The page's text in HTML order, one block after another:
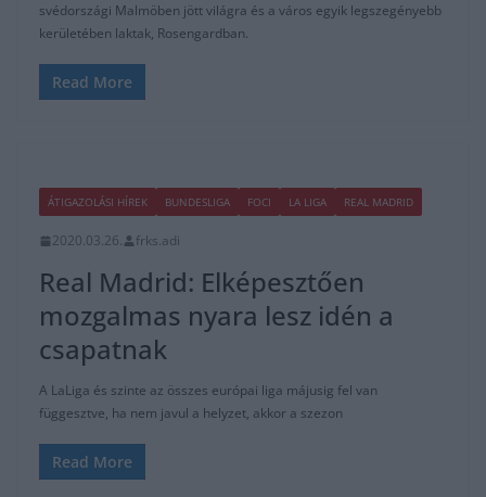
svédországi Malmöben jött világra és a város egyik legszegényebb
kerületében laktak, Rosengardban.
Read More
ÁTIGAZOLÁSI HÍREK BUNDESLIGA FOCI LA LIGA REAL MADRID
2020.03.26. frks.adi
Real Madrid: Elképesztően
mozgalmas nyara lesz idén a
csapatnak
A LaLiga és szinte az összes európai liga májusig fel van
függesztve, ha nem javul a helyzet, akkor a szezon
Read More